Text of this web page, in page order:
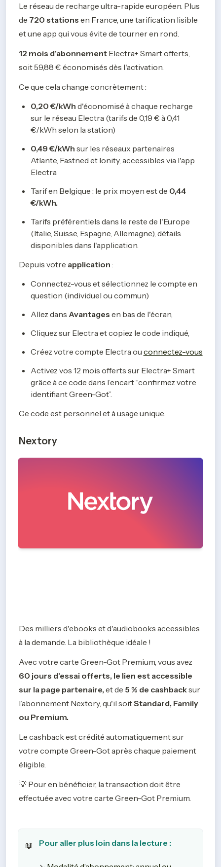
Le réseau de recharge ultra-rapide européen. Plus
de 720 stations en France, une tarification lisible
et une app qui vous évite de tourner en rond.
12 mois d'abonnement Electra+ Smart offerts,
soit 59,88 € économisés dès l'activation.
Ce que cela change concrètement :
0,20 €/kWh d'économisé à chaque recharge
sur le réseau Electra (tarifs de 0,19 € à 0,41
€/kWh selon la station)
0,49 €/kWh sur les réseaux partenaires
Atlante, Fastned et Ionity, accessibles via l'app
Electra
Tarif en Belgique : le prix moyen est de 0,44
€/kWh.
Tarifs préférentiels dans le reste de l'Europe
(Italie, Suisse, Espagne, Allemagne), détails
disponibles dans l'application.
Depuis votre application :
Connectez-vous et sélectionnez le compte en
question (individuel ou commun)
Allez dans Avantages en bas de l'écran,
Cliquez sur Electra et copiez le code indiqué,
Créez votre compte Electra ou connectez-vous
Activez vos 12 mois offerts sur Electra+ Smart
grâce à ce code dans l’encart “confirmez votre
identifiant Green-Got”.
Ce code est personnel et à usage unique.
Nextory
Des milliers d'ebooks et d'audiobooks accessibles
à la demande. La bibliothèque idéale !
60 jours d'essai offerts, le lien est accessible
sur la page partenaire, et de 5 % de cashback sur
l’abonnement Nextory, qu'il soit Standard, Family
ou Premium.
Le cashback est crédité automatiquement sur
votre compte Green-Got après chaque paiement
éligible.
💡 Pour en bénéficier, la transaction doit être
effectuée avec votre carte Green-Got Premium.
📖